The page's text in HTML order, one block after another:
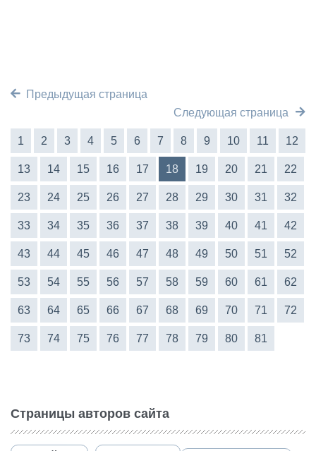
Предыдущая страница
Следующая страница
1 2 3 4 5 6 7 8 9 10 11 12
13 14 15 16 17 18 19 20 21 22
23 24 25 26 27 28 29 30 31 32
33 34 35 36 37 38 39 40 41 42
43 44 45 46 47 48 49 50 51 52
53 54 55 56 57 58 59 60 61 62
63 64 65 66 67 68 69 70 71 72
73 74 75 76 77 78 79 80 81
Страницы авторов сайта